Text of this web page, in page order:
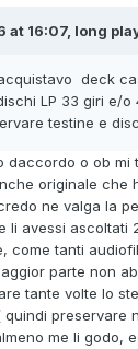
at 16:07, long
deck
LP 33 giri e/o
testine e
daccordo o ob mi
originale che
ne valga la
li avessi ascoltati
come tanti
parte non
tante volte lo
preservare
me li godo,